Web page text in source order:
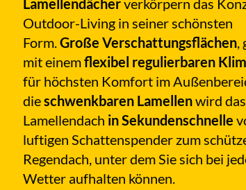
Lamellendächerverkörpern das
Outdoor-Living in seiner schönsten
Form.Große Verschattungsflächen,
mit einemflexibel regulierbaren
für höchsten Komfort im
dieschwenkbaren Lamellenwird das
Lamellendach in Sekundenschnelle
luftigen Schattenspender zum
Regendach, unter dem Sie sich bei
Wetter aufhalten können.